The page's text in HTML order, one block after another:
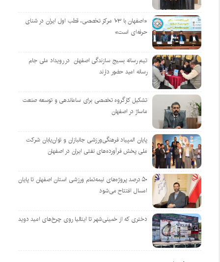
«اصفهان با ۱۰۳ مرکز تخصصی، قطب اول ایران در شنای
حرفه‌ای است»
تیم رسانه بسیج سازندگی اصفهان در رویداد ملی جام
رسانه امید حضور دارند
تشکیل کارگروه تخصصی برای ساماندهی و توسعه صنعت
ماساژ در اصفهان
پایان المپیاد فرهنگی‌ورزشی جانبازان و توان‌یابان شرکت
ملی پخش فرآورده‌های نفتی ایران در اصفهان
۵۰ درصد پروژه‌های نیمه‌تمام ورزشی استان اصفهان تا پایان
امسال افتتاح می‌شود
دختری که از خمینی‌شهر تا ایتالیا روی چرخ‌های امید دوید